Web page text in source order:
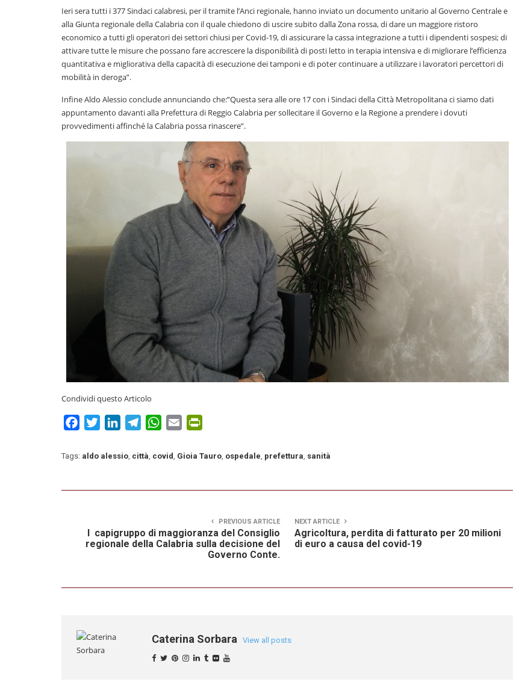
Ieri sera tutti i 377 Sindaci calabresi, per il tramite l’Anci regionale, hanno inviato un documento unitario al Governo Centrale e
alla Giunta regionale della Calabria con il quale chiedono di uscire subito dalla Zona rossa, di dare un maggiore ristoro
economico a tutti gli operatori dei settori chiusi per Covid-19, di assicurare la cassa integrazione a tutti i dipendenti sospesi; di
attivare tutte le misure che possano fare accrescere la disponibilità di posti letto in terapia intensiva e di migliorare l’efficienza
quantitativa e migliorativa della capacità di esecuzione dei tamponi e di poter continuare a utilizzare i lavoratori percettori di
mobilità in deroga”.
Infine Aldo Alessio conclude annunciando che:”Questa sera alle ore 17 con i Sindaci della Città Metropolitana ci siamo dati
appuntamento davanti alla Prefettura di Reggio Calabria per sollecitare il Governo e la Regione a prendere i dovuti
provvedimenti affinché la Calabria possa rinascere”.
Condividi questo Articolo
FacebookTwitterLinkedInTelegramWhatsApp
Email
Tags: aldo alessio, città, covid, Gioia Tauro, ospedale, prefettura, sanità
PREVIOUS ARTICLE
I capigruppo di maggioranza del Consiglio
regionale della Calabria sulla decisione del
Governo Conte.
NEXT ARTICLE
Agricoltura, perdita di fatturato per 20 milioni
di euro a causa del covid-19
Caterina Sorbara View all posts